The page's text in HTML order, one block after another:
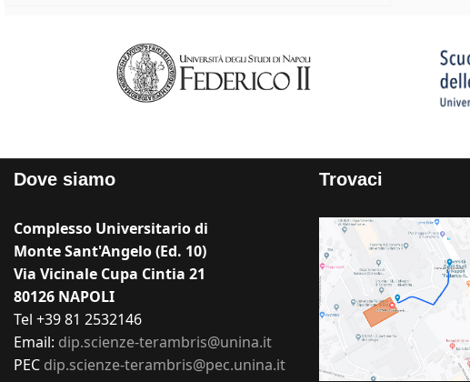
Dove siamo
Complesso Universitario di
Monte Sant'Angelo (Ed. 10)
Via Vicinale Cupa Cintia 21
80126 NAPOLI
Tel +39 81 2532146
Email: dip.scienze-terambris@unina.it
PEC dip.scienze-terambris@pec.unina.it
Trovaci